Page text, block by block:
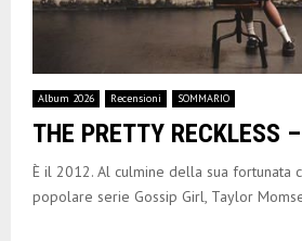
Album 2026 Recensioni SOMMARIO
THE PRETTY RECKLESS
È il 2012. Al culmine della sua fortunata
popolare serie Gossip Girl, Taylor